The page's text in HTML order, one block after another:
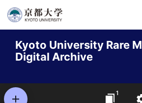
Skip
contentKyoto University Rare
Digital Archive